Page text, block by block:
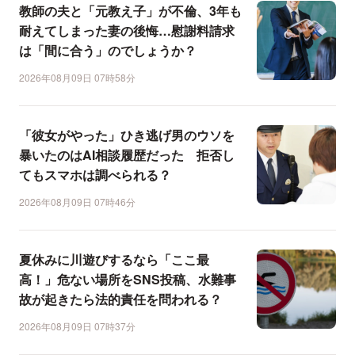
教師の夫と「元教え子」が不倫、3年も
耐えてしまった妻の後悔…慰謝料請求
は「間に合う」のでしょうか？
2026年08月09日 07時58分
「彼女がやった」ひき逃げ男のウソを
暴いたのはAI相談履歴だった 拒否し
てもスマホは調べられる？
2026年08月09日 07時46分
夏休みに川遊びするなら「ここ最
高！」危ない場所をSNS投稿、水難事
故が起きたら法的責任を問われる？
2026年08月09日 07時37分